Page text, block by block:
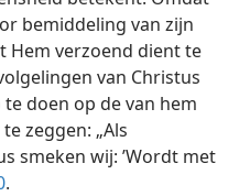
bemiddeling van zijn
Hem verzoend dient te
van Christus
doen op de van hem
zeggen: „Als
smeken wij: ’Wordt met
.